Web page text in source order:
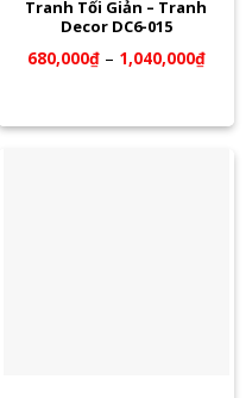
Tranh Tối Giản – Tranh
Decor DC6-015
680,000₫– 1,040,000₫